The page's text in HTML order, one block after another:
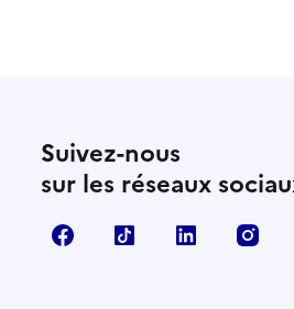
Suivez-nous
sur les réseaux
FacebookTikTok LinkedIn